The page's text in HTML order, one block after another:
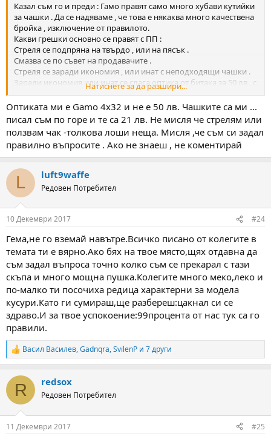
Казал съм го и преди : Гамо правят само много хубави кутийки
за чашки . Да се надяваме , че това е някаква много качествена
бройка , изключение от правилото.
Какви грешки основно се правят с ПП :
Стреля се подпряна на твърдо , или на пясък .
Смазва се по съвет на продавачите .
Стреля се заради икономия , или инат с неподходящи чашки .
Заради икономия или инат се слага оптика от битака за 50 лв , с
монтажи за 8 лв . Всъщност и от 1000 лв да е оптиката ,
вероятно пак няма да е подходяща за ПП. На тези големи
катъри въпроса с оптиката е не дали , а кога . И тя да се брои
като консуматив .
Щото накрая става като един познат , дето тегли заем за да си
купи Ауди . И после година докато го изплащаше почти не го
караше , че нямал пари за газова уредба и за застраховка .
Натиснете за да разшири...
Оптиката ми е Gamo 4x32 и не е 50 лв. Чашките са ми ...
писал съм по горе и те са 21 лв. Не мисля че стрелям или
ползвам чак -толкова лоши неща. Мисля ,че съм си задал
правилно въпросите . Ако не знаеш , не коментирай
L luft9waffe
Редовен Потребител
10 Декември 2017 #24
Гема,не го вземай навътре.Всичко писано от колегите в
темата ти е вярно.Ако бях на твое място,щях отдавна да
съм задал въпроса точно колко съм се прекарал с тази
скъпа и много мощна пушка.Колегите много меко,леко и
по-малко ти посочиха редица характерни за модела
кусури.Като ги сумираш,ще разбереш:цакнал си се
здраво.И за твое успокоение:99процента от нас тук са го
правили.
R
e
c
i
s
Васил Василев,Gadnqra,SvilenP и 7 други
R redsox
Редовен Потребител
11 Декември 2017 #25